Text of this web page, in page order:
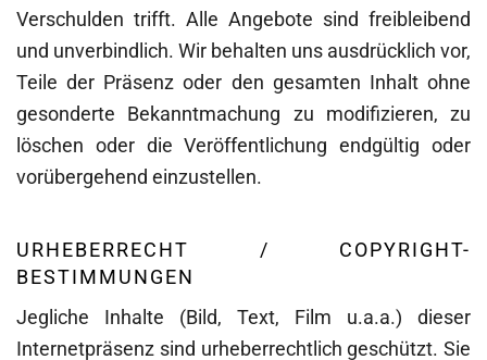
Verschulden trifft. Alle Angebote sind freibleibend
und unverbindlich. Wir behalten uns ausdrücklich vor,
Teile der Präsenz oder den gesamten Inhalt ohne
gesonderte Bekanntmachung zu modifizieren, zu
löschen oder die Veröffentlichung endgültig oder
vorübergehend einzustellen.
URHEBERRECHT / COPYRIGHT-
BESTIMMUNGEN
Jegliche Inhalte (Bild, Text, Film u.a.a.) dieser
Internetpräsenz sind urheberrechtlich geschützt. Sie